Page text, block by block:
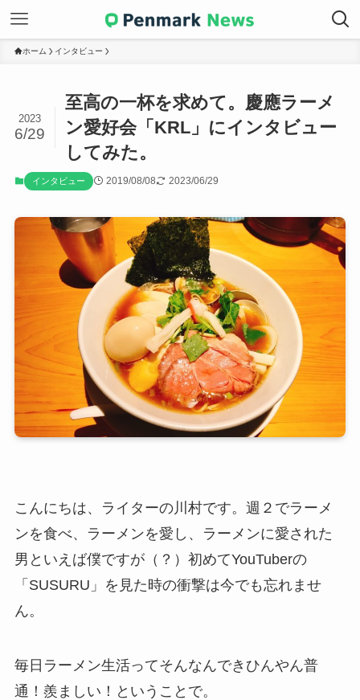
ホーム インタビュー
至高の一杯を求めて。慶應ラーメ
ン愛好会「KRL」にインタビュー
してみた。
2023
6/29
インタビュー 2019/08/08 2023/06/29
こんにちは、ライターの川村です。週２でラーメ
ンを食べ、ラーメンを愛し、ラーメンに愛された
男といえば僕ですが（？）初めてYouTuberの
「SUSURU」を見た時の衝撃は今でも忘れませ
ん。
毎日ラーメン生活ってそんなんできひんやん普
通！羨ましい！ということで。